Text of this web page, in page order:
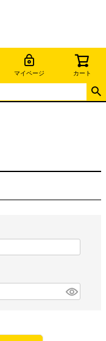
マイページ カート